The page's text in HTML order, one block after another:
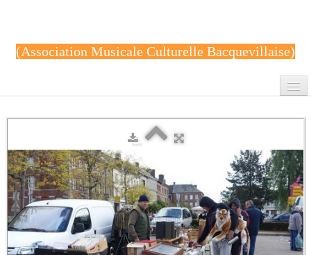
(Association Musicale Culturelle Bacquevillaise)
Album photo
Cours de gym
réunions AMCB
peinture